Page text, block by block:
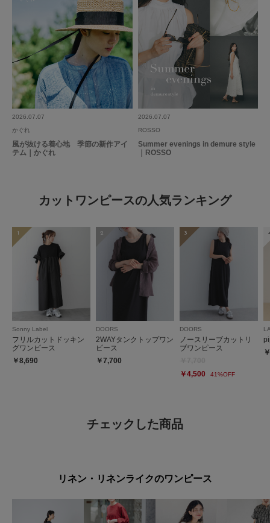
2026.07.07
かぐれ
風が抜ける着心地 季節の新作アイ
テム｜かぐれ
2026.07.07
ROSSO
Summer evenings in demure style
｜ROSSO
カットワンピースの人気ランキング
1
Sonny Label
フリルカットドッキン
グワンピース
￥8,690
2
DOORS
2WAYタンクトップワン
ピース
￥7,700
3
DOORS
ノースリーブカットリ
ブワンピース
￥4,500
41%OFF
チェックした商品
リネン・リネンライクのワンピース